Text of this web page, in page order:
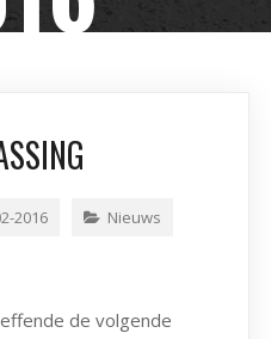
2016 Nieuws
de volgende